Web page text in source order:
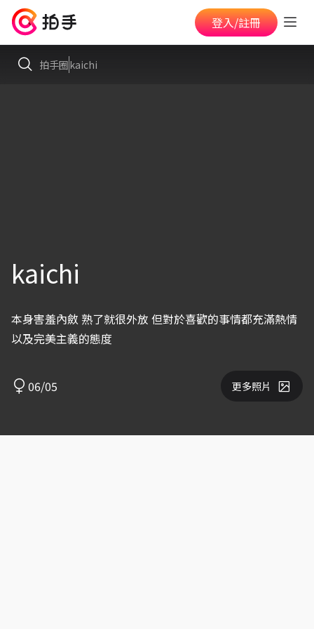
登入/註冊
拍手圈kaichi
kaichi
本身害羞內斂 熟了就很外放 但對於喜歡的事情都充滿熱情
以及完美主義的態度
06/05 更多照片